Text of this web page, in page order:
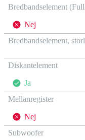
Bredbandselement
Nej
Bredbandselement,
Diskantelement
Ja
Mellanregister
Nej
Subwoofer